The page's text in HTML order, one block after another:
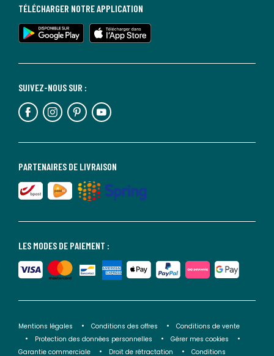
LES MODES DE PAIEMENT :
PARTENAIRES DE LIVRAISON
SUIVEZ-NOUS SUR :
TÉLÉCHARGER NOTRE APPLICATION
Mentions légales Conditions des offres
Conditions de vente
Protection des données personnelles
Gérer mes cookies
Garantie commerciale
Droit de rétractation Conditions